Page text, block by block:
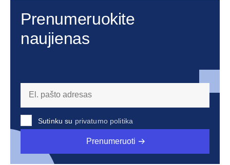
Prenumeruokite
naujienas
Sutinku su privatumo politika
Prenumeruoti